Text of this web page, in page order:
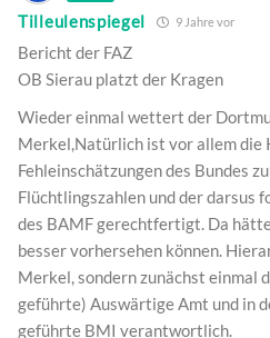
Tilleulenspiegel 9 Jahre vor
Bericht der FAZ
OB Sierau platzt der Kragen
Wieder einmal wettert der
Merkel,Natürlich ist vor allem die
Fehleinschätzungen des Bundes
Flüchtlingszahlen und der darsus
des BAMF gerechtfertigt. Da
besser vorhersehen können.
Merkel, sondern zunächst einmal
geführte) Auswärtige Amt und in
geführte BMI verantwortlich.